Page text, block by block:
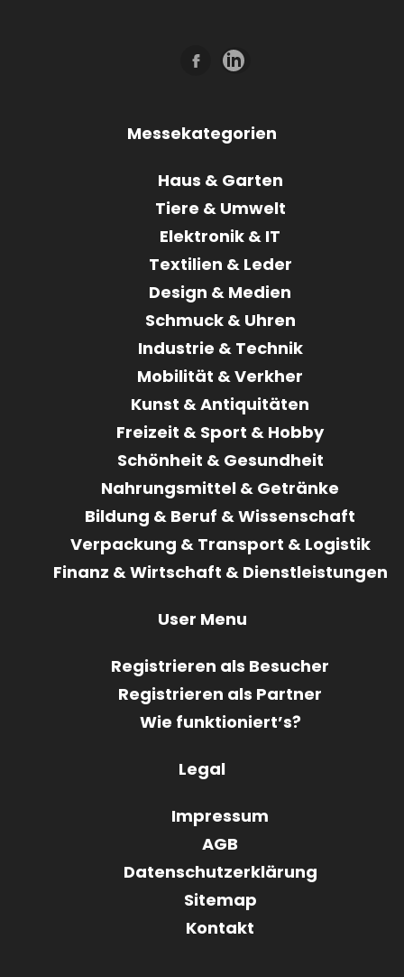
Messekategorien
Haus & Garten
Tiere & Umwelt
Elektronik & IT
Textilien & Leder
Design & Medien
Schmuck & Uhren
Industrie & Technik
Mobilität & Verkher
Kunst & Antiquitäten
Freizeit & Sport & Hobby
Schönheit & Gesundheit
Nahrungsmittel & Getränke
Bildung & Beruf & Wissenschaft
Verpackung & Transport & Logistik
Finanz & Wirtschaft & Dienstleistungen
User Menu
Registrieren als Besucher
Registrieren als Partner
Wie funktioniert’s?
Legal
Impressum
AGB
Datenschutzerklärung
Sitemap
Kontakt